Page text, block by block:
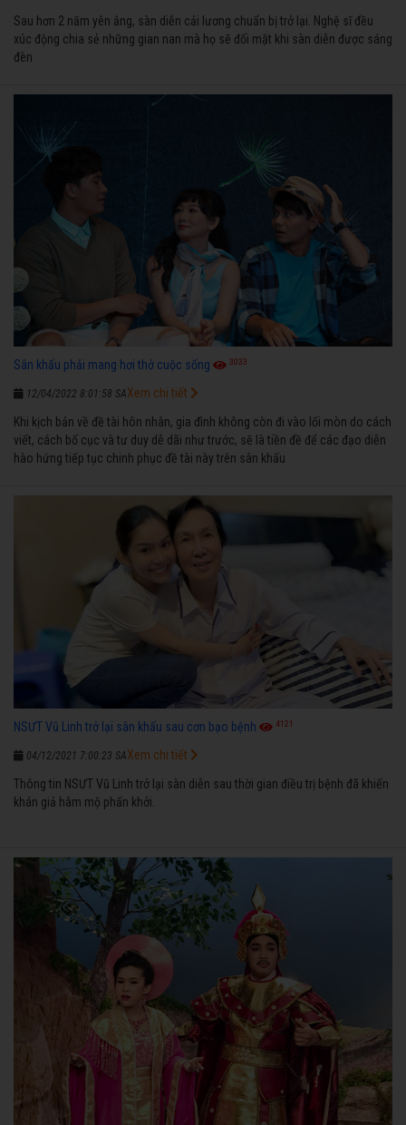
Sau hơn 2 năm yên ắng, sàn diễn cải lương chuẩn bị trở lại. Nghệ sĩ đều
xúc động chia sẻ những gian nan mà họ sẽ đối mặt khi sàn diễn được sáng
đèn
Sân khấu phải mang hơi thở cuộc sống 3033
12/04/2022 8:01:58 SA
Khi kịch bản về đề tài hôn nhân, gia đình không còn đi vào lối mòn do cách
viết, cách bố cục và tư duy dễ dãi như trước, sẽ là tiền đề để các đạo diễn
hào hứng tiếp tục chinh phục đề tài này trên sân khấu
Xem chi tiết
NSƯT Vũ Linh trở lại sân khấu sau cơn bạo bệnh 4121
04/12/2021 7:00:23 SA
Thông tin NSƯT Vũ Linh trở lại sàn diễn sau thời gian điều trị bệnh đã khiến
khán giả hâm mộ phấn khởi.
Xem chi tiết